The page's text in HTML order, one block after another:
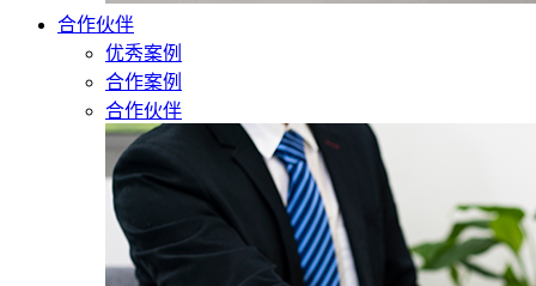
合作伙伴
优秀案例
合作案例
合作伙伴